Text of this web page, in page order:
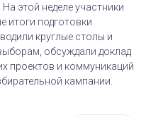
этой неделе участники
итоги подготовки
круглые столы и
обсуждали доклад
проектов и коммуникаций
кампании.